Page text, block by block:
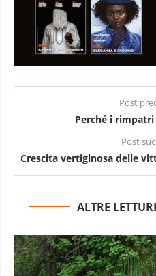
Post
Perché i
Post
Crescita vertiginosa delle
ALTRE